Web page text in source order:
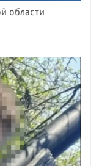
области